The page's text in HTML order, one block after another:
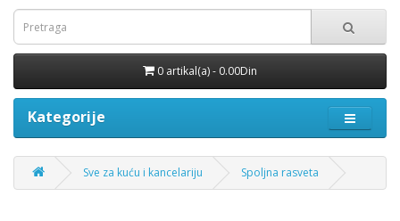
0 artikal(a) - 0.00Din
Kategorije
Sve za kuću i kancelariju Spoljna rasveta